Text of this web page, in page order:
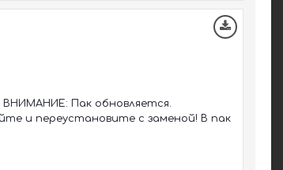
Пак обновляется.
и переустановите с заменой! В пак